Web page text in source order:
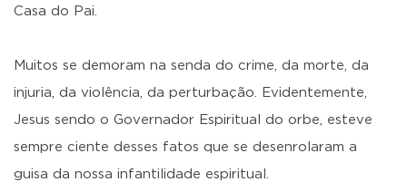
Casa do Pai.
Muitos se demoram na senda do crime, da morte, da
injuria, da violência, da perturbação. Evidentemente,
Jesus sendo o Governador Espiritual do orbe, esteve
sempre ciente desses fatos que se desenrolaram a
guisa da nossa infantilidade espiritual.